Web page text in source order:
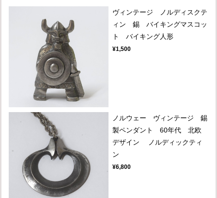
ヴィンテージ ノルディスクテ
ィン 錫 バイキングマスコッ
ト バイキング人形
¥1,500
ノルウェー ヴィンテージ 錫
製ペンダント 60年代 北欧
デザイン ノルディックティ
ン
¥6,800